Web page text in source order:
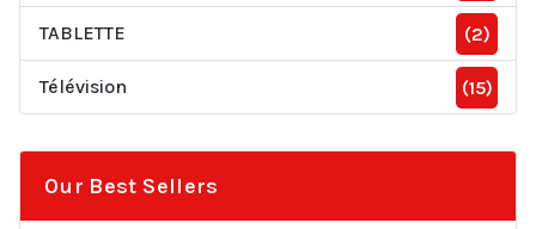
TABLETTE (2)
Télévision (15)
Our Best Sellers